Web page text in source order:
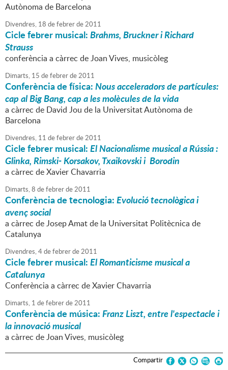
Autònoma de Barcelona
Divendres, 18 defebrerde2011
Cicle febrer musical:Brahms, Bruckner i Richard
Strauss
conferència a càrrec de Joan Vives, musicòleg
Dimarts, 15 defebrerde2011
Conferència de física:Nous acceleradors de partícules:
cap al Big Bang, cap a les molècules de la vida
a càrrec de David Jou de la Universitat Autònoma de
Barcelona
Divendres, 11 defebrerde2011
Cicle febrer musical:El Nacionalisme musical a Rússia :
Glinka, Rimski- Korsakov, Txaikovski i Borodin
a càrrec de Xavier Chavarria
Dimarts,8 defebrerde2011
Conferència de tecnologia:Evolució tecnològica i
avenç social
a càrrec de Josep Amat de la Universitat Politècnica de
Catalunya
Divendres,4defebrerde2011
Cicle febrer musical:El Romanticisme musical a
Catalunya
Conferència a càrrec de Xavier Chavarria
Dimarts, 1 defebrerde2011
Conferència de música:Franz Liszt, entre l'espectacle i
la innovació musical
a càrrec de Joan Vives, musicòleg
Compartir